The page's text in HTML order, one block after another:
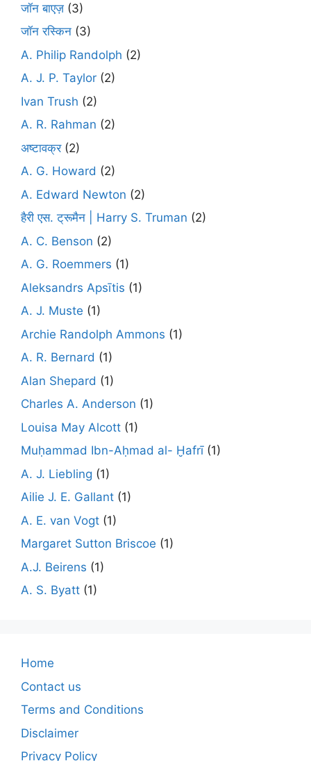
जॉन बाएज़ (3)
जॉन रस्किन (3)
A. Philip Randolph (2)
A. J. P. Taylor (2)
Ivan Trush (2)
A. R. Rahman (2)
अष्टावक्र(2)
A. G. Howard (2)
A. Edward Newton (2)
हैरी एस. ट्रूमैन | Harry S. Truman (2)
A. C. Benson (2)
A. G. Roemmers (1)
Aleksandrs Apsītis (1)
A. J. Muste (1)
Archie Randolph Ammons (1)
A. R. Bernard (1)
Alan Shepard (1)
Charles A. Anderson (1)
Louisa May Alcott (1)
Muḥammad Ibn-Aḥmad al- Ḫafrī(1)
A. J. Liebling (1)
Ailie J. E. Gallant (1)
A. E. van Vogt (1)
Margaret Sutton Briscoe (1)
A.J. Beirens (1)
A. S. Byatt (1)
Home
Contact us
Terms and Conditions
Disclaimer
Privacy Policy